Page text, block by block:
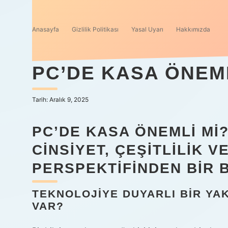
Anasayfa Gizlilik Politikası Yasal Uyarı Hakkımızda
PC’DE KASA
Tarih: Aralık 9, 2025
PC’DE KASA ÖNEMLI
CINSIYET, ÇEŞITLILIK
PERSPEKTIFINDEN BIR
TEKNOLOJIYE DUYARLI BIR
VAR?